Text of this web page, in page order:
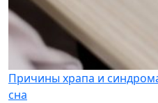
Причины храпа и
сна